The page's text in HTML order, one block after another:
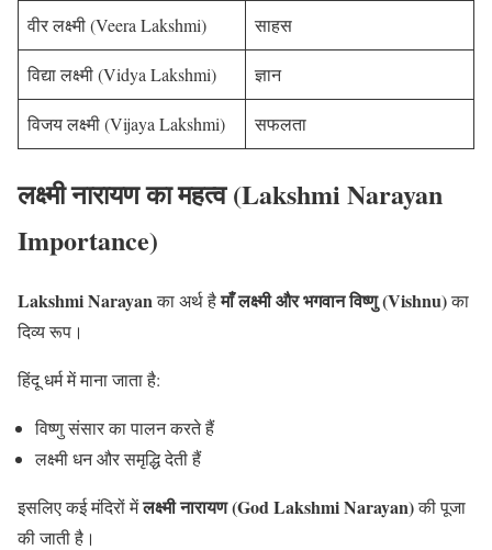
वीर लक्ष्मी (Veera Lakshmi) साहस
विद्या लक्ष्मी (Vidya Lakshmi) ज्ञान
विजय लक्ष्मी (Vijaya Lakshmi) सफलता
लक्ष्मी नारायण का महत्व (Lakshmi Narayan
Importance)
Lakshmi Narayanका अर्थ हैमाँ लक्ष्मी और भगवान विष्णु (Vishnu)का
दिव्य रूप।
हिंदू धर्म में माना जाता है:
विष्णु संसार का पालन करते हैं
लक्ष्मी धन और समृद्धि देती हैं
इसलिए कई मंदिरों मेंलक्ष्मी नारायण (God Lakshmi Narayan)की पूजा
की जाती है।